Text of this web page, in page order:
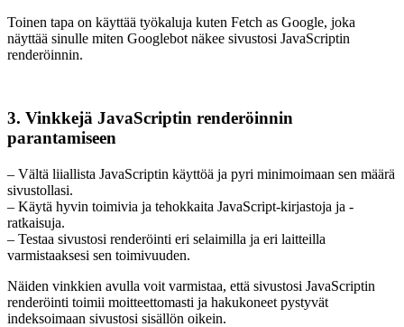
Toinen tapa on käyttää työkaluja kuten Fetch as Google, joka
näyttää sinulle miten Googlebot näkee sivustosi JavaScriptin
renderöinnin.
3. Vinkkejä JavaScriptin renderöinnin
parantamiseen
– Vältä liiallista JavaScriptin käyttöä ja pyri minimoimaan sen määrä
sivustollasi.
– Käytä hyvin toimivia ja tehokkaita JavaScript-kirjastoja ja -
ratkaisuja.
– Testaa sivustosi renderöinti eri selaimilla ja eri laitteilla
varmistaaksesi sen toimivuuden.
Näiden vinkkien avulla voit varmistaa, että sivustosi JavaScriptin
renderöinti toimii moitteettomasti ja hakukoneet pystyvät
indeksoimaan sivustosi sisällön oikein.